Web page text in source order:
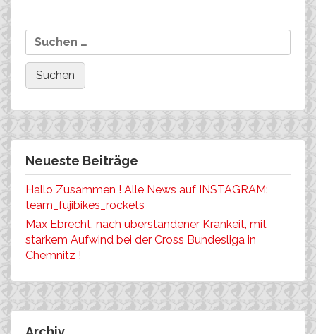
Neueste Beiträge
Hallo Zusammen ! Alle News auf INSTAGRAM:
team_fujibikes_rockets
Max Ebrecht, nach überstandener Krankeit, mit
starkem Aufwind bei der Cross Bundesliga in
Chemnitz !